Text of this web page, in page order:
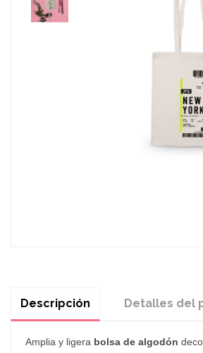
Descripción Detalles del
Amplia y ligera bolsa de algodón